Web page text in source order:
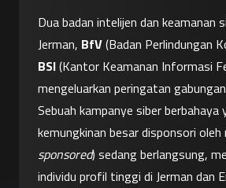
Dua badan intelijen dan keamanan
Jerman, BfV
BSI (Kantor Keamanan Informasi
mengeluarkan peringatan
Sebuah kampanye siber berbahaya
kemungkinan besar disponsori oleh
sponsored) sedang berlangsung,
individu profil tinggi di Jerman dan